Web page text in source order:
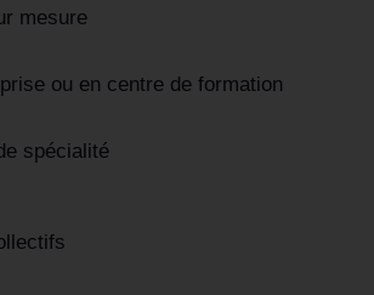
mesure
ou en centre de formation
spécialité